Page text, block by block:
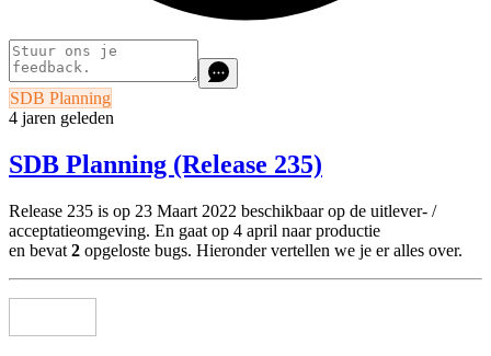
SDB Planning
4 jaren geleden
SDB Planning (Release 235)
Release 235 is op 23 Maart 2022 beschikbaar op de uitlever- /
acceptatieomgeving. En gaat op 4 april naar productie
en bevat 2 opgeloste bugs. Hieronder vertellen we je er alles over.